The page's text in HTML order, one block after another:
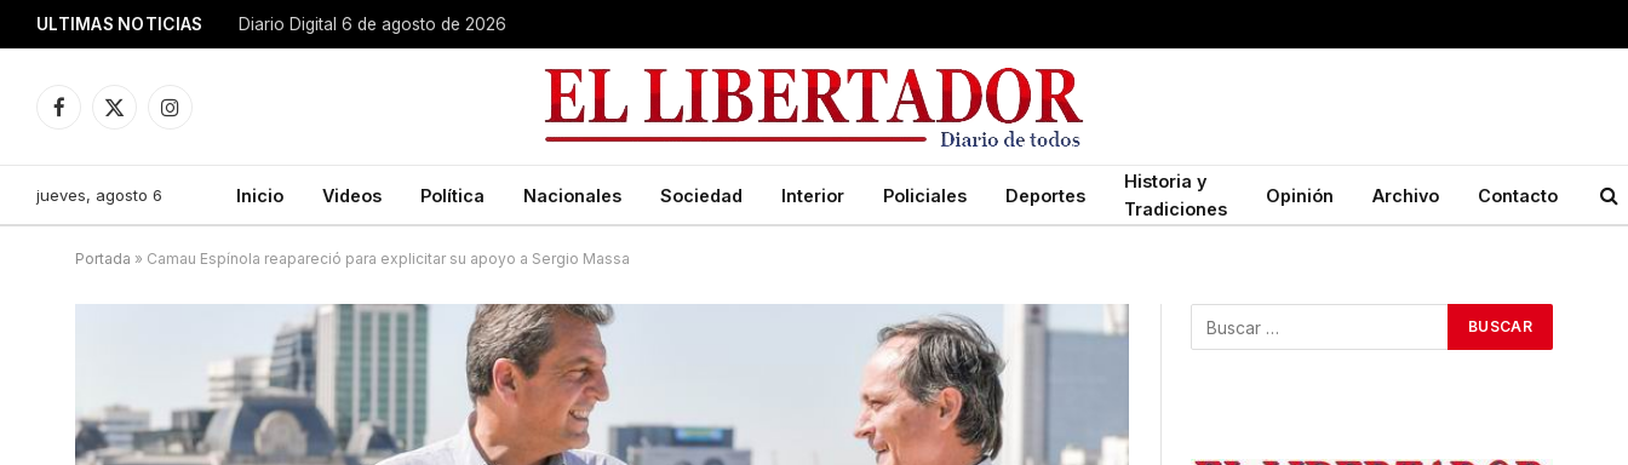
ULTIMAS NOTICIAS Diario Digital 6 de agosto de 2026
Facebook
X
Instagram
jueves, agosto 6 Inicio Videos Política Nacionales Sociedad Interior Policiales Deportes
Historia y
Tradiciones
Opinión Archivo Contacto
Portada » Camau Espínola reapareció para explicitar su apoyo a Sergio Massa